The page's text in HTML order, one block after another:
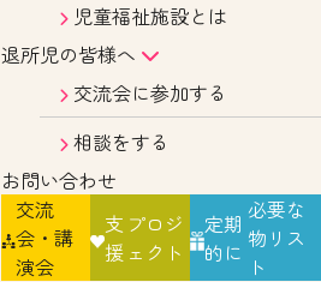
児童福祉施設とは
退所児の皆様へ
交流会に参加する
相談をする
お問い合わせ
交流
会・講
演会
支
援
プロジ
ェクト
定期
的に
必要な
物リス
ト